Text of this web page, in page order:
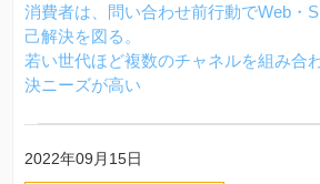
消費者は、問い合わせ前行動でWeb・
己解決を図る。
若い世代ほど複数のチャネルを組み合
決ニーズが高い
2022年09月15日